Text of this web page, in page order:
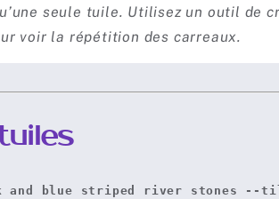
seule tuile. Utilisez un outil de
voir la répétition des carreaux.
and blue striped river stones --